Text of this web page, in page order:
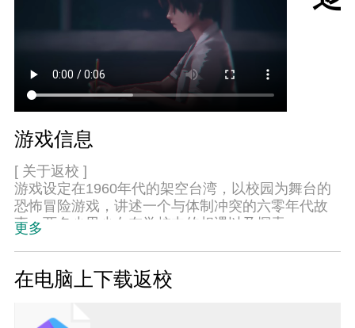
游戏信息
[ 关于返校 ]
游戏设定在1960年代的架空台湾，以校园为舞台的
恐怖冒险游戏，讲述一个与体制冲突的六零年代故
事，两名少男少女在学校中的相遇以及探索。
手法呈现特有在地文化，将脚尾饭、山间庙宇、神
坛等台湾宗教习俗融于游戏中。
更多
在电脑上下载返校